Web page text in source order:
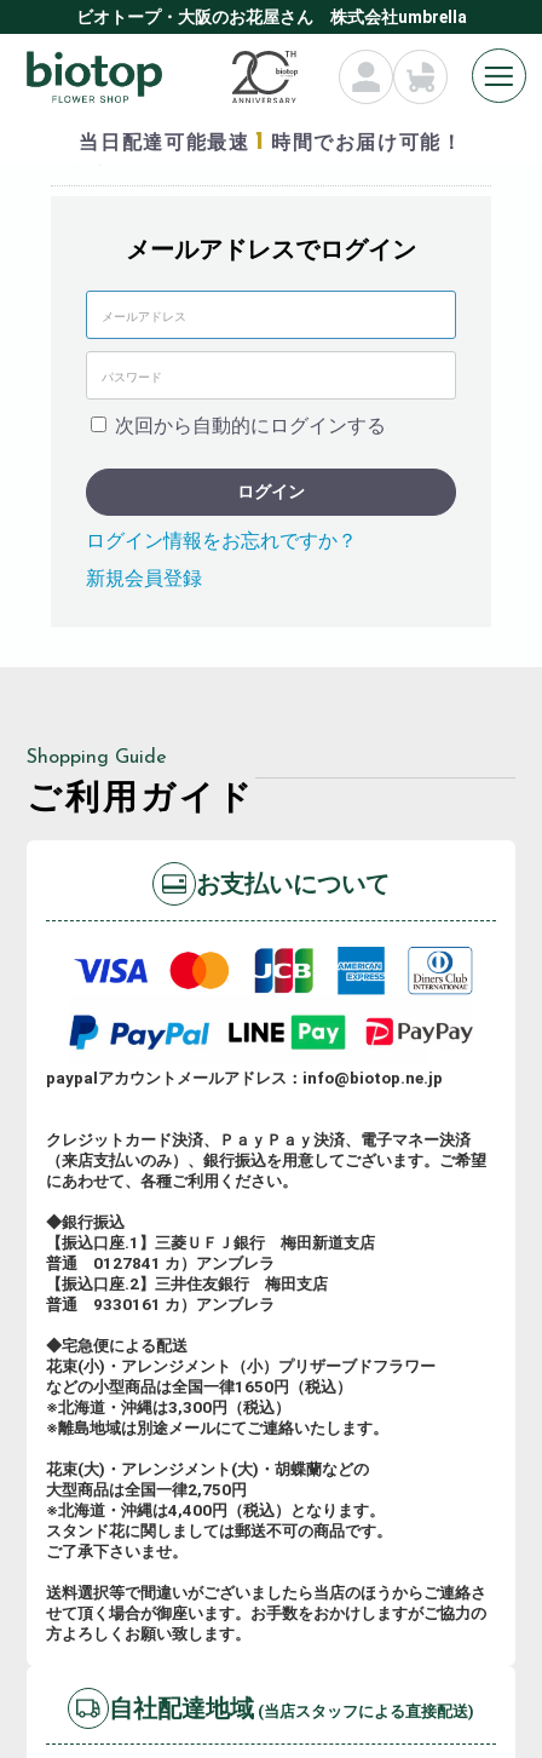
ビオトープ・大阪のお花屋さん 株式会社umbrella
当日配達可能最速 1 時間でお届け可能！
ログイン
メールアドレスでログイン
次回から自動的にログインする
ログイン
ログイン情報をお忘れですか？
新規会員登録
Shopping Guide
ご利用ガイド
お支払いについて
paypalアカウントメールアドレス：info@biotop.ne.jp
クレジットカード決済、ＰａｙＰａｙ決済、電子マネー決済
（来店支払いのみ）、銀行振込を用意してございます。ご希望
にあわせて、各種ご利用ください。
◆銀行振込
【振込口座.1】三菱ＵＦＪ銀行 梅田新道支店
普通 0127841 カ）アンブレラ
【振込口座.2】三井住友銀行 梅田支店
普通 9330161 カ）アンブレラ
◆宅急便による配送
花束(小)・アレンジメント（小）プリザーブドフラワー
などの小型商品は全国一律1650円（税込）
※北海道・沖縄は3,300円（税込）
※離島地域は別途メールにてご連絡いたします。
花束(大)・アレンジメント(大)・胡蝶蘭などの
大型商品は全国一律2,750円
※北海道・沖縄は4,400円（税込）となります。
スタンド花に関しましては郵送不可の商品です。
ご了承下さいませ。
送料選択等で間違いがございましたら当店のほうからご連絡さ
せて頂く場合が御座います。お手数をおかけしますがご協力の
方よろしくお願い致します。
自社配達地域 (当店スタッフによる直接配送)